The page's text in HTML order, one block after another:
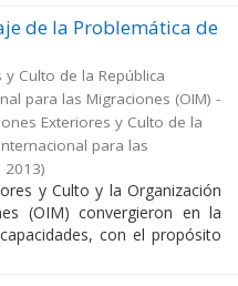
de la Problemática de
Culto de la República
para las Migraciones (OIM) -
Exteriores y Culto de la
para las
2013)
y Culto y la Organización
(OIM) convergieron en la
con el propósito